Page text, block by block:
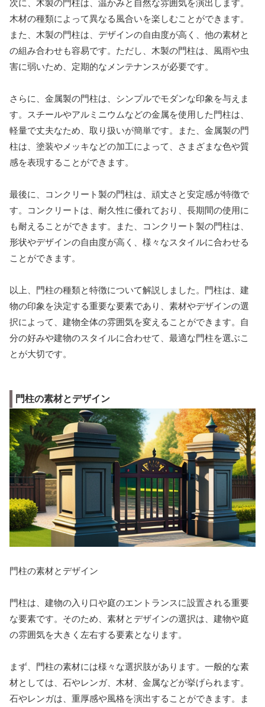
次に、木製の門柱は、温かみと自然な雰囲気を演出します。
木材の種類によって異なる風合いを楽しむことができます。
また、木製の門柱は、デザインの自由度が高く、他の素材と
の組み合わせも容易です。ただし、木製の門柱は、風雨や虫
害に弱いため、定期的なメンテナンスが必要です。
さらに、金属製の門柱は、シンプルでモダンな印象を与えま
す。スチールやアルミニウムなどの金属を使用した門柱は、
軽量で丈夫なため、取り扱いが簡単です。また、金属製の門
柱は、塗装やメッキなどの加工によって、さまざまな色や質
感を表現することができます。
最後に、コンクリート製の門柱は、頑丈さと安定感が特徴で
す。コンクリートは、耐久性に優れており、長期間の使用に
も耐えることができます。また、コンクリート製の門柱は、
形状やデザインの自由度が高く、様々なスタイルに合わせる
ことができます。
以上、門柱の種類と特徴について解説しました。門柱は、建
物の印象を決定する重要な要素であり、素材やデザインの選
択によって、建物全体の雰囲気を変えることができます。自
分の好みや建物のスタイルに合わせて、最適な門柱を選ぶこ
とが大切です。
門柱の素材とデザイン
門柱の素材とデザイン
門柱は、建物の入り口や庭のエントランスに設置される重要
な要素です。そのため、素材とデザインの選択は、建物や庭
の雰囲気を大きく左右する要素となります。
まず、門柱の素材には様々な選択肢があります。一般的な素
材としては、石やレンガ、木材、金属などが挙げられます。
石やレンガは、重厚感や風格を演出することができます。ま